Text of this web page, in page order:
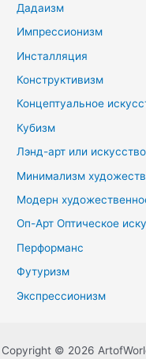
Дадаизм
Импрессионизм
Инсталляция
Конструктивизм
Концептуальное
Кубизм
Лэнд-арт или
Минимализм
Модерн
Оп-Арт Оптическое
Перформанс
Футуризм
Экспрессионизм
Copyright © 2026